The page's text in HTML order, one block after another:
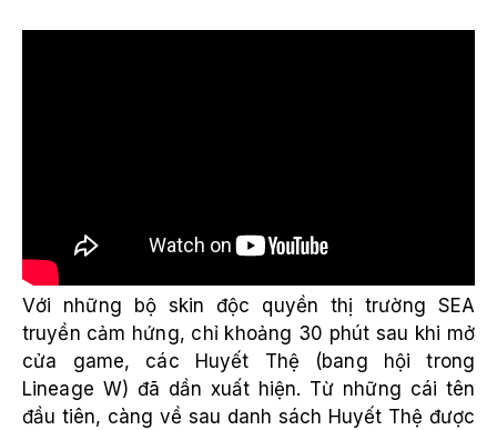
Với những bộ skin độc quyền thị trường SEA
truyền cảm hứng, chỉ khoảng 30 phút sau khi mở
cửa game, các Huyết Thệ (bang hội trong
Lineage W) đã dần xuất hiện. Từ những cái tên
đầu tiên, càng về sau danh sách Huyết Thệ được